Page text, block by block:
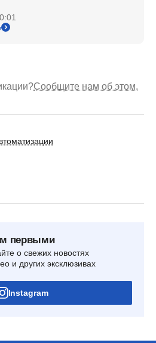
Сообщите нам об этом.
первыми
о свежих новостях
и других эксклюзивах
Instagram